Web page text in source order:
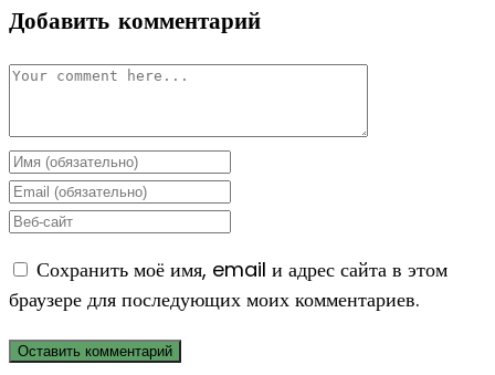
Добавить комментарий
Комментарий
Enter
your
name
username
to
comment
Enter
your
address
to
comment
Enter
website
URL
(optional)
Сохранить моё имя, email и адрес сайта в этом
браузере для последующих моих комментариев.